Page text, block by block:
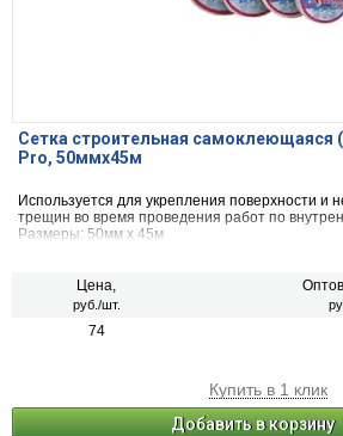
Сетка строительная самоклеющаяся
Pro, 50ммх45м
Используется для укрепления поверхности и
трещин во время проведения работ по
Размеры: 50мм х 45м
Цена,
руб./шт.
74
Купить в 1 клик
Добавить в корзину